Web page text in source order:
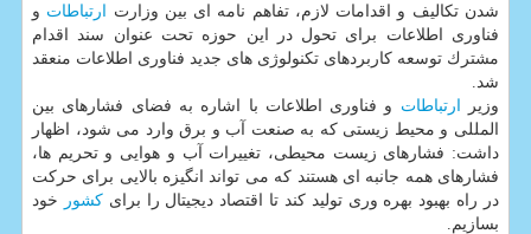
شدن تكالیف و اقدامات لازم، تفاهم نامه ای بین وزارت ارتباطات و
فناوری اطلاعات برای تحول در این حوزه تحت عنوان سند اقدام
مشترك توسعه كاربردهای تكنولوژی های جدید فناوری اطلاعات منعقد
شد.
وزیر ارتباطات و فناوری اطلاعات با اشاره به فضای فشارهای بین
المللی و محیط زیستی كه به صنعت آب و برق وارد می شود، اظهار
داشت: فشارهای زیست محیطی، تغییرات آب و هوایی و تحریم ها،
فشارهای همه جانبه ای هستند كه می تواند انگیزه بالایی برای حركت
در راه بهبود بهره وری تولید كند تا اقتصاد دیجیتال را برایكشور
خود
بسازیم.